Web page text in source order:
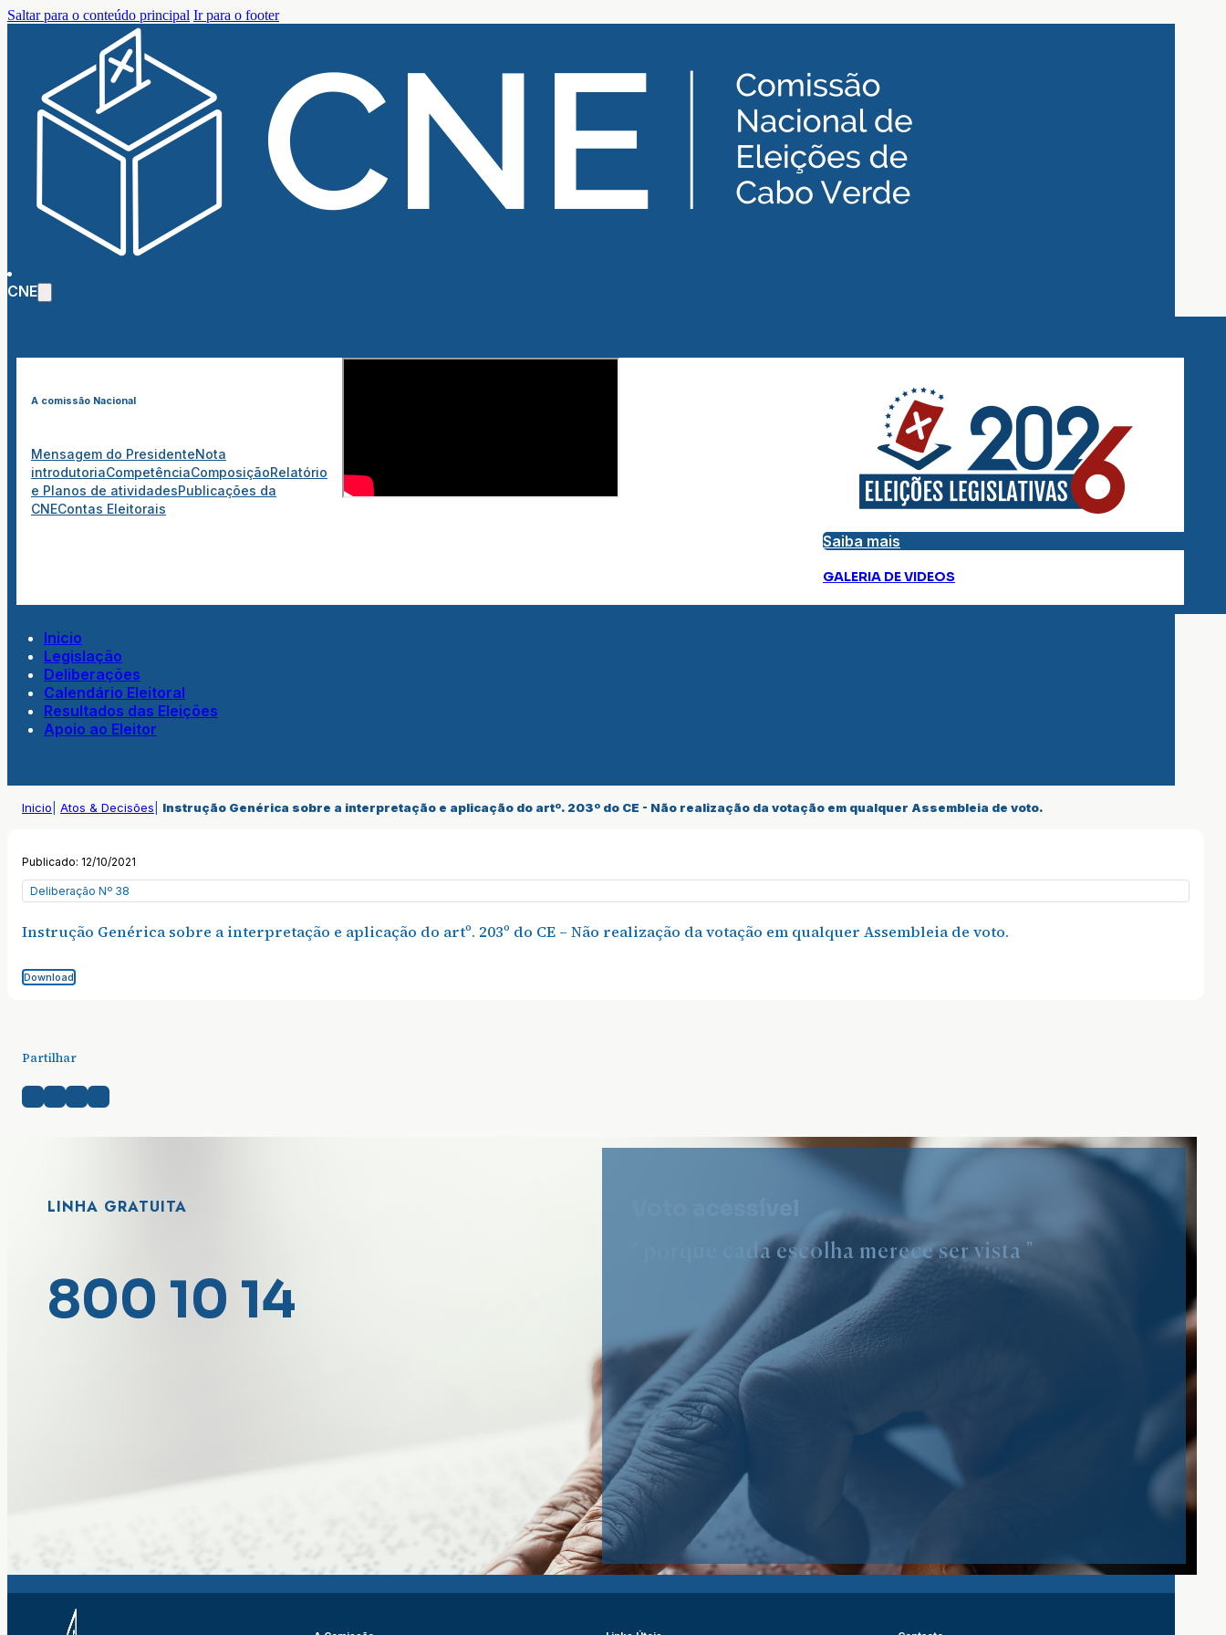
Saltar para o conteúdo principal Ir para o footer
CNE
A comissão Nacional
Mensagem do PresidenteNota
introdutoriaCompetênciaComposiçãoRelatório
e Planos de atividadesPublicações da
CNEContas Eleitorais
Saiba mais
GALERIA DE VIDEOS
Inicio
Legislação
Deliberações
Calendário Eleitoral
Resultados das Eleições
Apoio ao Eleitor
Inicio Atos & Decisões Instrução Genérica sobre a interpretação e aplicação do artº. 203º do CE - Não realização da votação em qualquer Assembleia de voto.
Publicado: 12/10/2021
Deliberação Nº 38
Instrução Genérica sobre a interpretação e aplicação do artº. 203º do CE – Não realização da votação em qualquer Assembleia de voto.
Download
Partilhar
LINHA GRATUITA
800 10 14
" porque cada escolha merece ser vista "